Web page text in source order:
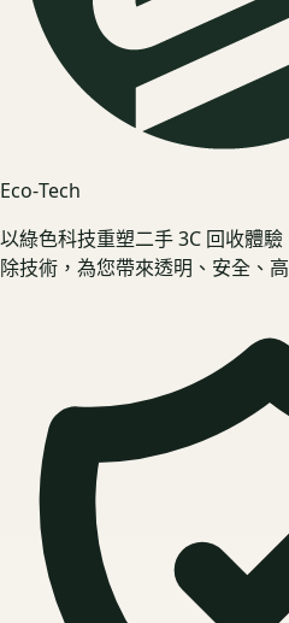
Eco‑Tech
以綠色科技重塑二手 3C 回收體
除技術，為您帶來透明、安全、